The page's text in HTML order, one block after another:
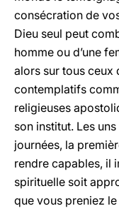
consécration de
Dieu seul peut
homme ou d’une
alors sur tous ceux
contemplatifs
religieuses
son institut. Les
journées, la
rendre capables, il
spirituelle soit
que vous preniez